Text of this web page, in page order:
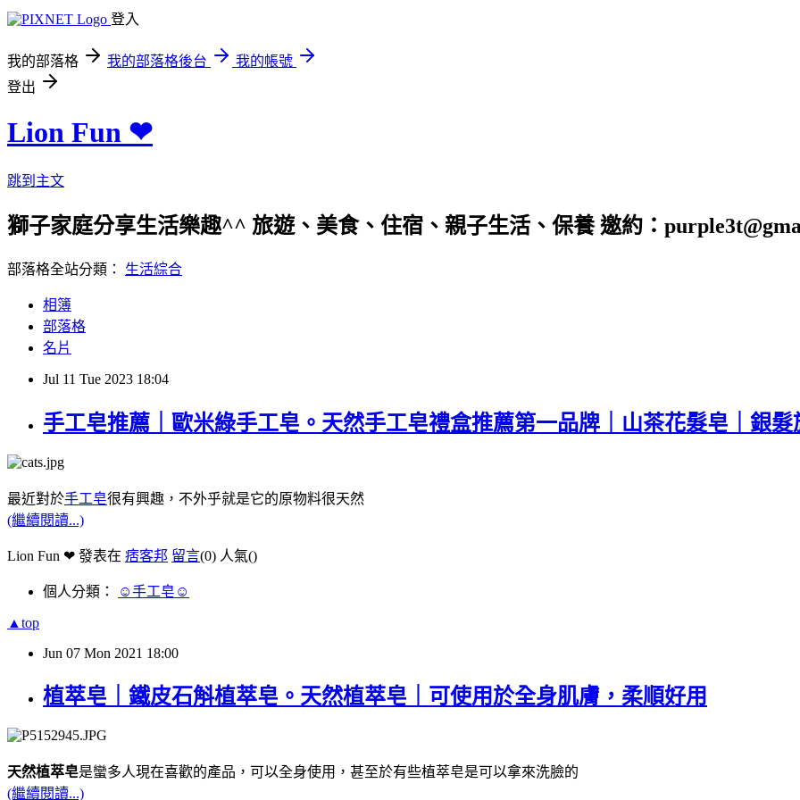
登入
我的部落格 我的部落格後台
我的帳號
登出
Lion Fun ❤
跳到主文
獅子家庭分享生活樂趣^^ 旅遊、美食、住宿、親子生活、保養 邀約：
部落格全站分類： 生活綜合
相簿
部落格
名片
Jul 11 Tue 2023 18:04
手工皂推薦｜歐米綠手工皂。天然手工皂禮盒推薦第一品牌｜山茶花髮皂｜銀髮
最近對於手工皂很有興趣，不外乎就是它的原物料很天然
(繼續閱讀...)
Lion Fun ❤ 發表在 痞客邦 留言(0) 人氣()
個人分類： ☺手工皂☺
▲top
Jun 07 Mon 2021 18:00
植萃皂｜鐵皮石斛植萃皂。天然植萃皂｜可使用於全身肌膚，柔順好用
天然植萃皂是蠻多人現在喜歡的產品，可以全身使用，甚至於有些植萃皂是可以拿來洗臉的
(繼續閱讀...)